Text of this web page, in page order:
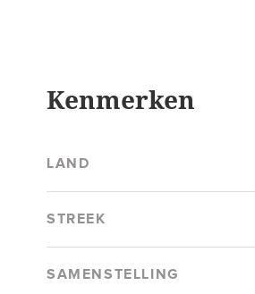
Kenmerken
LAND
STREEK
SAMENSTELLING